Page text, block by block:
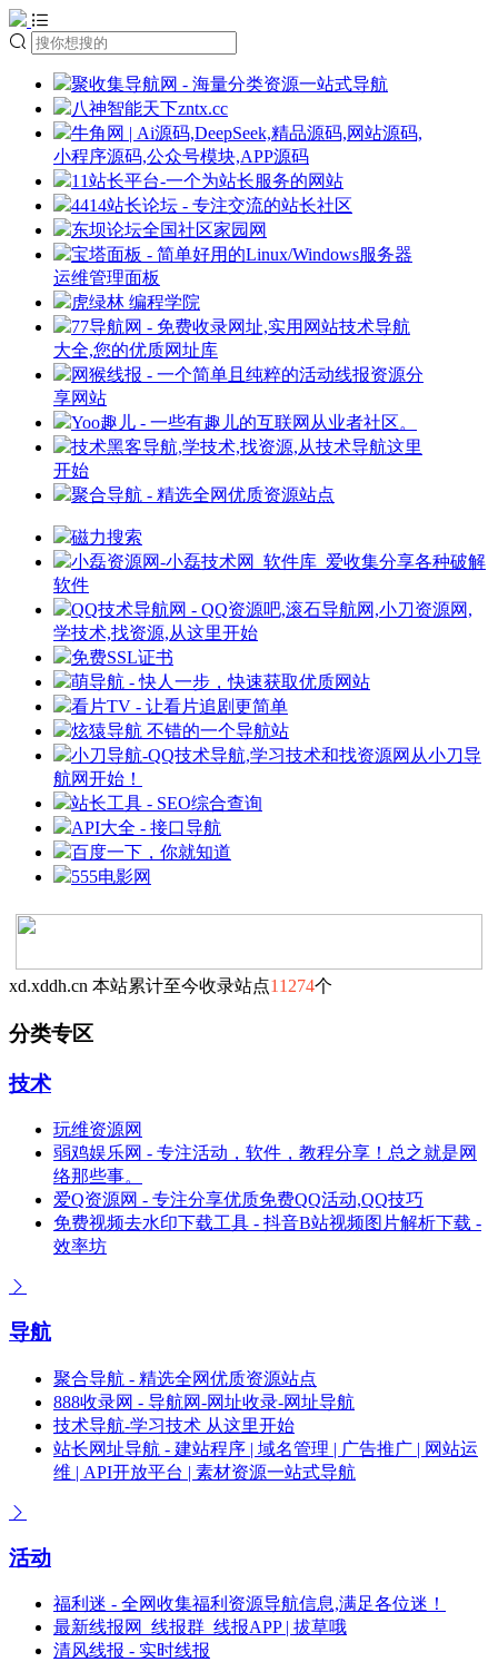
聚收集导航网 - 海量分类资源一站式导航
八神智能天下zntx.cc
牛角网 | Ai源码,DeepSeek,精品源码,网站源码,
小程序源码,公众号模块,APP源码
11站长平台-一个为站长服务的网站
4414站长论坛 - 专注交流的站长社区
东坝论坛全国社区家园网
宝塔面板 - 简单好用的Linux/Windows服务器
运维管理面板
虎绿林 编程学院
77导航网 - 免费收录网址,实用网站技术导航
大全,您的优质网址库
网猴线报 - 一个简单且纯粹的活动线报资源分
享网站
Yoo趣儿 - 一些有趣儿的互联网从业者社区。
技术黑客导航,学技术,找资源,从技术导航这里
开始
聚合导航 - 精选全网优质资源站点
磁力搜索
小磊资源网-小磊技术网_软件库_爱收集分享各种破解
软件
QQ技术导航网 - QQ资源吧,滚石导航网,小刀资源网,
学技术,找资源,从这里开始
免费SSL证书
萌导航 - 快人一步，快速获取优质网站
看片TV - 让看片追剧更简单
炫猿导航 不错的一个导航站
小刀导航-QQ技术导航,学习技术和找资源网从小刀导
航网开始！
站长工具 - SEO综合查询
API大全 - 接口导航
百度一下，你就知道
555电影网
xd.xddh.cn 本站累计至今收录站点11274个
分类专区
技术
玩维资源网
弱鸡娱乐网 - 专注活动，软件，教程分享！总之就是网
络那些事。
爱Q资源网 - 专注分享优质免费QQ活动,QQ技巧
免费视频去水印下载工具 - 抖音B站视频图片解析下载 -
效率坊
导航
聚合导航 - 精选全网优质资源站点
888收录网 - 导航网-网址收录-网址导航
技术导航-学习技术 从这里开始
站长网址导航 - 建站程序 | 域名管理 | 广告推广 | 网站运
维 | API开放平台 | 素材资源一站式导航
活动
福利迷 - 全网收集福利资源导航信息,满足各位迷！
最新线报网_线报群_线报APP | 拔草哦
清风线报 - 实时线报